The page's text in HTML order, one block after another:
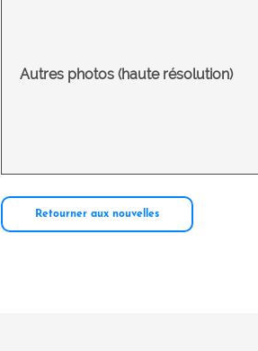
Autres photos (haute résolution)
Retourner aux nouvelles